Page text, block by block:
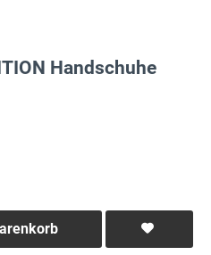
Handschuhe